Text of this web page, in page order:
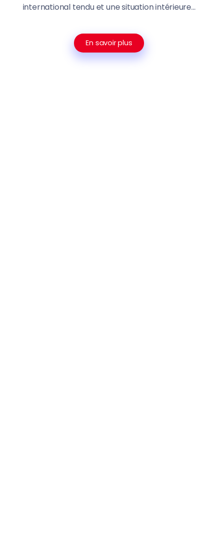
international tendu et une situation intérieure...
En savoir plus